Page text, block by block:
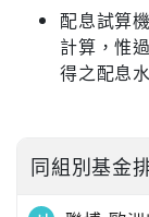
配息試算
計算，惟
得之配息
同組別基金